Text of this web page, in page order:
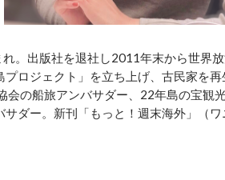
。出版社を退社し2011年末から世界
ロジェクト」を立ち上げ、古民家を
会の船旅アンバサダー、22年島の宝観
ダー。新刊「もっと！週末海外」（ワ